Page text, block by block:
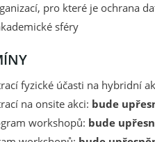
pro které je ochrana
sféry
fyzické účasti na hybridní
na onsite akci: bude
workshopů: bude